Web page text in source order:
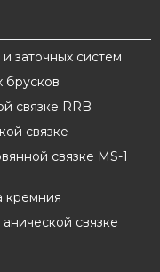
заточных систем
брусков
связке RRB
связке
связке MS-1
кремния
связке